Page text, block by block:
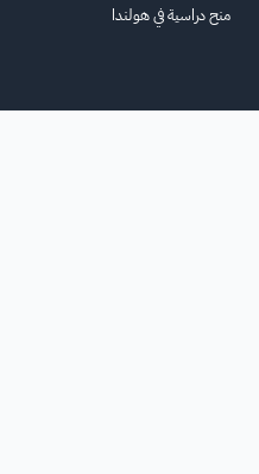
منح دراسية في هولندا